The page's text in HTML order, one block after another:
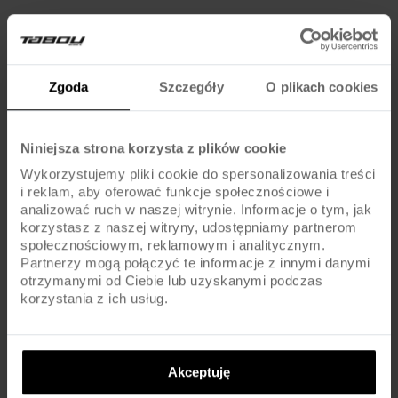
Zgoda Szczegóły O plikach cookies
Niniejsza strona korzysta z plików cookie
Wykorzystujemy pliki cookie do spersonalizowania treści
i reklam, aby oferować funkcje społecznościowe i
analizować ruch w naszej witrynie. Informacje o tym, jak
korzystasz z naszej witryny, udostępniamy partnerom
społecznościowym, reklamowym i analitycznym.
Partnerzy mogą połączyć te informacje z innymi danymi
otrzymanymi od Ciebie lub uzyskanymi podczas
korzystania z ich usług.
Akceptuję
Jak dobrać rozmiar ramy?
wzrostem. W razie wątpliwości warto skonsultować się ze
Czy oba modele nadają się na wycieczki terenowe?
Tak, oba rowery sprawdzą się zarówno na asfalcie, jak i na leśnych
ścieżkach dzięki amortyzacji i uniwersalnej geometrii.
Czy różnią się wagą?
Waga Tabou Flow 3 to 14,2 kg; dla Tabou Flow 3 W producent nie
konkretnego egzemplarza.
Na co jeszcze zwrócić uwagę przy wyborze?